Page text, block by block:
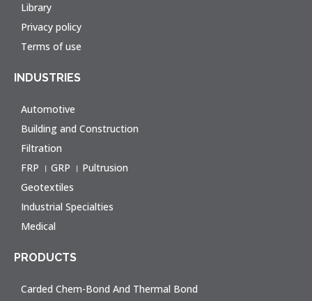
Library
Privacy policy
Terms of use
INDUSTRIES
Automotive
Building and Construction
Filtration
FRP । GRP । Pultrusion
Geotextiles
Industrial Specialties
Medical
PRODUCTS
Carded Chem-Bond And Thermal Bond